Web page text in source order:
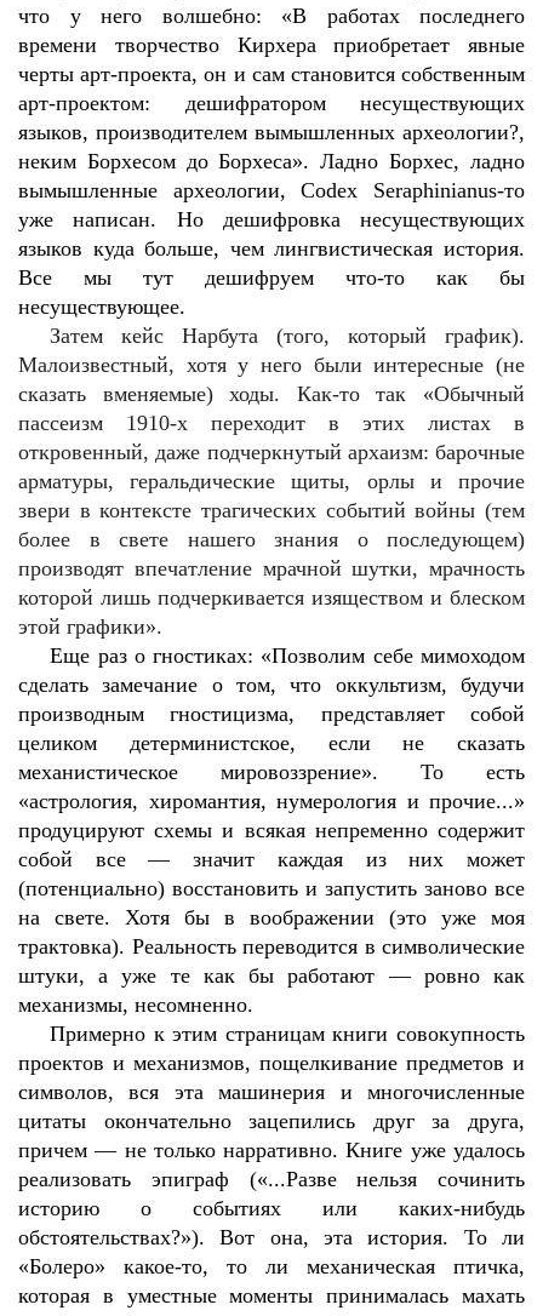
что у него волшебно: «В работах последнего
времени творчество Кирхера приобретает явные
черты арт-проекта, он и сам становится собственным
арт-проектом: дешифратором несуществующих
языков, производителем вымышленных археологии?,
неким Борхесом до Борхеса». Ладно Борхес, ладно
вымышленные археологии, Codex Seraphinianus-то
уже написан. Но дешифровка несуществующих
языков куда больше, чем лингвистическая история.
Все мы тут дешифруем что-то как бы
несуществующее.
Затем кейс Нарбута (того, который график).
Малоизвестный, хотя у него были интересные (не
сказать вменяемые) ходы. Как-то так «Обычный
пассеизм 1910-х переходит в этих листах в
откровенный, даже подчеркнутый архаизм: барочные
арматуры, геральдические щиты, орлы и прочие
звери в контексте трагических событий войны (тем
более в свете нашего знания о последующем)
производят впечатление мрачной шутки, мрачность
которой лишь подчеркивается изяществом и блеском
этой графики».
Еще раз о гностиках: «Позволим себе мимоходом
сделать замечание о том, что оккультизм, будучи
производным гностицизма, представляет собой
целиком детерминистское, если не сказать
механистическое мировоззрение». То есть
«астрология, хиромантия, нумерология и прочие...»
продуцируют схемы и всякая непременно содержит
собой все — значит каждая из них может
(потенциально) восстановить и запустить заново все
на свете. Хотя бы в воображении (это уже моя
трактовка). Реальность переводится в символические
штуки, а уже те как бы работают — ровно как
механизмы, несомненно.
Примерно к этим страницам книги совокупность
проектов и механизмов, пощелкивание предметов и
символов, вся эта машинерия и многочисленные
цитаты окончательно зацепились друг за друга,
причем — не только нарративно. Книге уже удалось
реализовать эпиграф («...Разве нельзя сочинить
историю о событиях или каких-нибудь
обстоятельствах?»). Вот она, эта история. То ли
«Болеро» какое-то, то ли механическая птичка,
которая в уместные моменты принималась махать